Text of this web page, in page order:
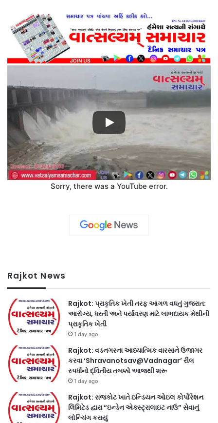
Sorry, there was a YouTube error.
Rajkot News
Rajkot: પ્રાકૃતિક ખેતી તરફ આગળ વધતું ગુજરાત:
આરોગ્ય, ધરતી અને પર્યાવરણ માટે લાભદાયક મેથીની
પ્રાકૃતિક ખેતી
1 day ago
Rajkot: વડનગરના આધ્યાત્મિક વારસાને ઉજાગર
કરવા ‘Shravanotsav@Vadnagar’ રીલ
સ્પર્ધાનો દ્વિતીય તબક્કો આજથી શરૂ
1 day ago
Rajkot: રાજકોટ ખાતે ઇન્ડિયન ઓઇલ કોર્પોરેશન
લિમિટેડ દ્વારા “ઇન્ડેન એક્સ્ટ્રાલાઇટ નાઉ” સેવાનું
લોન્ચિંગ કરાયું